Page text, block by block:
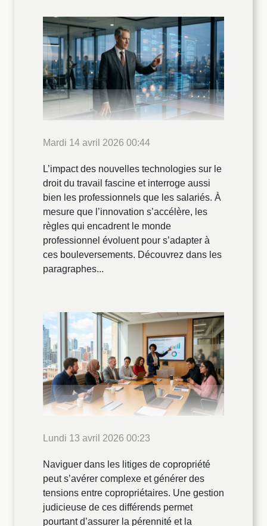
Mardi 14 avril 2026 00:44
L’impact des nouvelles technologies sur le
droit du travail fascine et interroge aussi
bien les professionnels que les salariés. À
mesure que l’innovation s’accélère, les
règles qui encadrent le monde
professionnel évoluent pour s’adapter à
ces bouleversements. Découvrez dans les
paragraphes...
Lundi 13 avril 2026 00:23
Naviguer dans les litiges de copropriété
peut s’avérer complexe et générer des
tensions entre copropriétaires. Une gestion
judicieuse de ces différends permet
pourtant d’assurer la pérennité et la